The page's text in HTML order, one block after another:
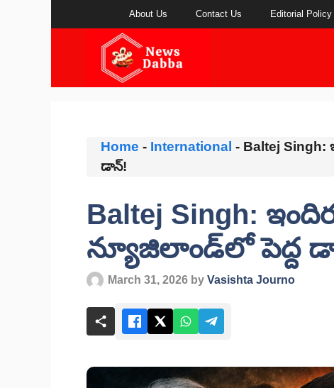
About Us Contact Us Editorial Policy
Home - International - Baltej Singh:
డాన్!
Baltej Singh:
న్యూజిలాండ్‌లో పెద్ద
March 31, 2026 by Vasishta Journo